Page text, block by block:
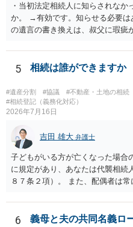
・当初法定相続人に知らされな
か。 →有効です。知らせる必要は
の遺言の書き換えは、叔父に瑕
ますか。 →本人が自由に決められ
です。客観的な基準もありませ
することはできますか。 →分割
ないということでしょうか。遺言
と拒否することはできます。理由
5 相続は誰ができますか
#遺産分割 #協議 #不動産・土地の相続
#相続登記（義務化対応）
2026年7月16日
吉田 雄大 弁護士
子どもがいる方が亡くなった場合
に規定があり、あなたは代襲相続
８７条２項）。 また、配偶者は
も相続権があります。つまり、孫
相続権がある可能性があります。
6
義母と夫の共同名義ロ